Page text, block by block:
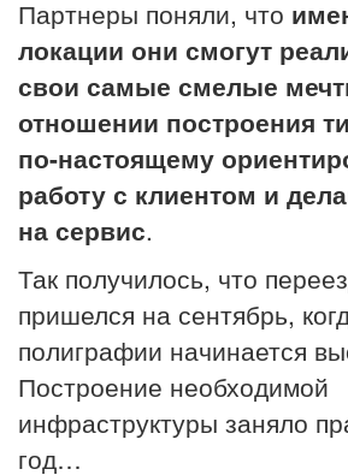
Партнеры поняли, что
локации они смогут
свои самые смелые
отношении построения
по-настоящему
работу с клиентом и
на сервис.
Так получилось, что
пришелся на сентябрь,
полиграфии начинается
Построение необходимой
инфраструктуры заняло
год…